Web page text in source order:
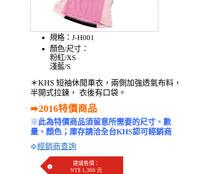
規格：J-H001
顏色/尺寸：
粉紅/XS
淺藍/S
＊KHS 短袖休閒車衣，兩側加強透氣布料，
半開式拉鍊， 衣後有口袋。
➨2016特價商品
※ 此為特價商品須留意所需要的尺寸、數
量、顏色；庫存請洽全台KHS認可經銷商
經銷商查詢
建議售價：
NT$ 1,300 元